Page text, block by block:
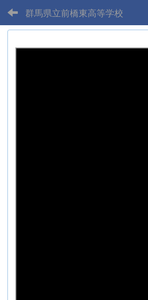
群馬県立前橋東高等学校